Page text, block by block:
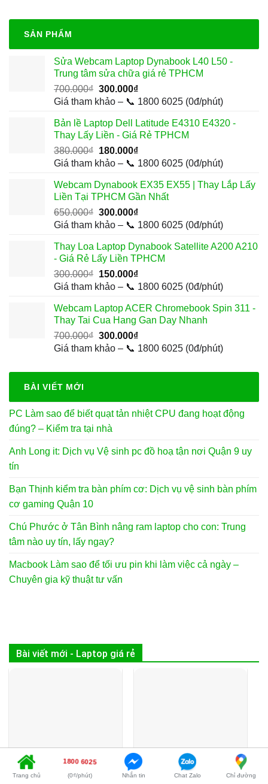
SẢN PHẨM
Sửa Webcam Laptop Dynabook L40 L50 -
Trung tâm sửa chữa giá rẻ TPHCM
700.000₫ Giá
gốc
700.000₫.
300.000₫Giá
hiện
là:
300.000₫.
Giá tham khảo – 📞 1800 6025 (0đ/phút)
Bản lề Laptop Dell Latitude E4310 E4320 -
Thay Lấy Liền - Giá Rẻ TPHCM
380.000₫ Giá
gốc
380.000₫.
180.000₫Giá
hiện
là:
180.000₫.
Giá tham khảo – 📞 1800 6025 (0đ/phút)
Webcam Dynabook EX35 EX55 | Thay Lắp Lấy
Liền Tại TPHCM Gần Nhất
650.000₫ Giá
gốc
650.000₫.
300.000₫Giá
hiện
là:
300.000₫.
Giá tham khảo – 📞 1800 6025 (0đ/phút)
Thay Loa Laptop Dynabook Satellite A200 A210
- Giá Rẻ Lấy Liền TPHCM
300.000₫ Giá
gốc
300.000₫.
150.000₫Giá
hiện
là:
150.000₫.
Giá tham khảo – 📞 1800 6025 (0đ/phút)
Webcam Laptop ACER Chromebook Spin 311 -
Thay Tai Cua Hang Gan Day Nhanh
700.000₫ Giá
gốc
700.000₫.
300.000₫Giá
hiện
là:
Giá tham khảo – 📞 1800 6025 (0đ/phút)
BÀI VIẾT MỚI
PC Làm sao để biết quạt tản nhiệt CPU đang hoạt động
đúng? – Kiểm tra tại nhà
Anh Long it: Dịch vụ Vệ sinh pc đồ hoạ tận nơi Quận 9 uy
tín
Bạn Thịnh kiểm tra bàn phím cơ: Dịch vụ vệ sinh bàn phím
cơ gaming Quận 10
Chú Phước ở Tân Bình nâng ram laptop cho con: Trung
tâm nào uy tín, lấy ngay?
Macbook Làm sao để tối ưu pin khi làm việc cả ngày –
Chuyên gia kỹ thuật tư vấn
Bài viết mới - Laptop giá rẻ
Trang chủ
1800 6025
(0₫/phút) Nhắn tin Chat Zalo Chỉ đường